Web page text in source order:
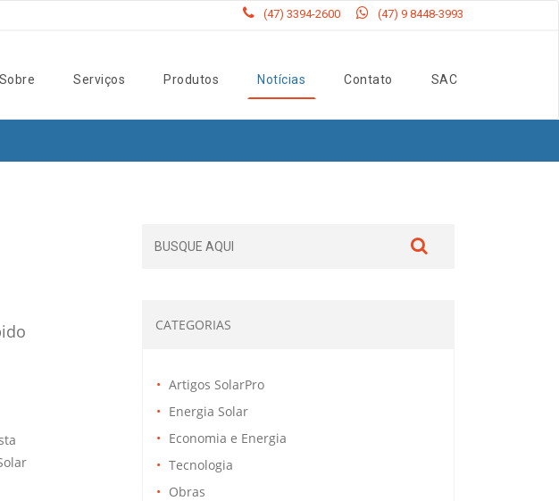
(47) 3394-2600 (47) 9 8448-3993
Sobre Serviços Produtos Notícias Contato SAC
CATEGORIAS
Artigos SolarPro
Energia Solar
Economia e Energia
Tecnologia
Obras